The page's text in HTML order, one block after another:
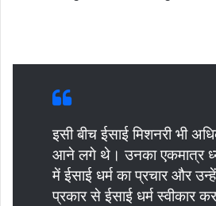
इसी बीच ईसाई मिशनरी भी
आने लगे थे। उनका एकमात्र
में ईसाई धर्म का प्रचार और
प्रकार से ईसाई धर्म स्वीकार